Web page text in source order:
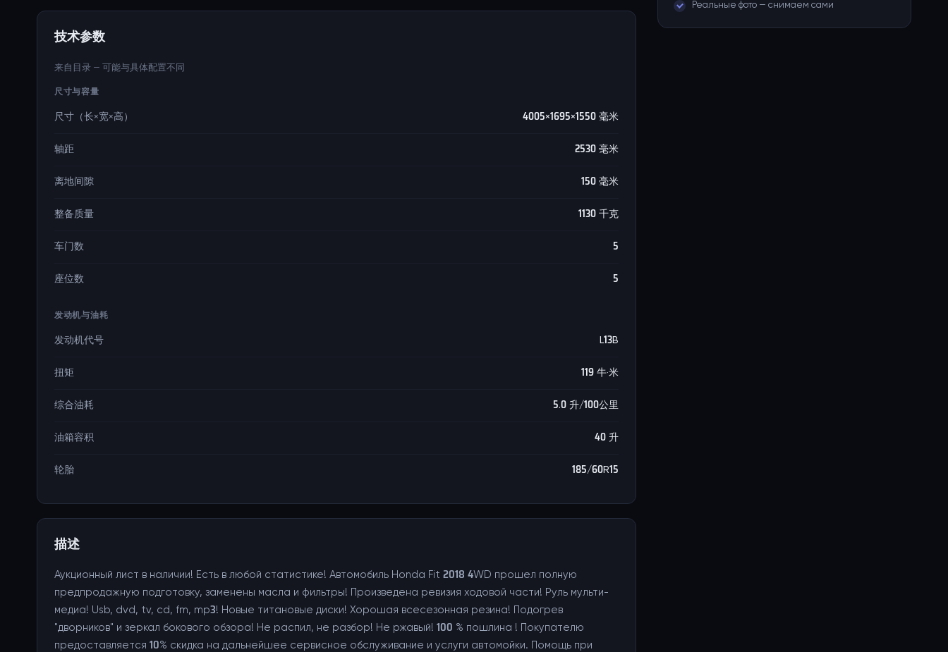
Реальные фото — снимаем сами
技术参数
来自目录 — 可能与具体配置不同
尺寸与容量
尺寸（长×宽×高） 4005×1695×1550 毫米
轴距 2530 毫米
离地间隙 150 毫米
整备质量 1130 千克
车门数 5
座位数 5
发动机与油耗
发动机代号 L13B
扭矩 119 牛·米
综合油耗 5.0 升/100公里
油箱容积 40 升
轮胎 185/60R15
描述
Аукционный лист в наличии! Есть в любой статистике! Автомобиль Honda Fit 2018 4WD прошел полную
предпродажную подготовку, заменены масла и фильтры! Произведена ревизия ходовой части! Руль мульти-
медиа! Usb, dvd, tv, cd, fm, mp3! Новые титановые диски! Хорошая всесезонная резина! Подогрев
"дворников" и зеркал бокового обзора! Не распил, не разбор! Не ржавый! 100 % пошлина ! Покупателю
предоставляется 10% скидка на дальнейшее сервисное обслуживание и услуги автомойки. Помощь при